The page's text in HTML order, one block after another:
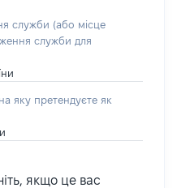
служби (або місце
служби для
яку претендуєте як
якщо це вас